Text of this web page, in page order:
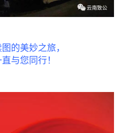
的美妙之旅，
与您同行！